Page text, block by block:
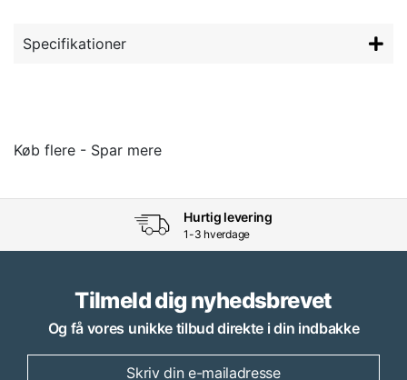
Specifikationer
Køb flere - Spar mere
Hurtig levering
1-3 hverdage
Tilmeld dig nyhedsbrevet
Og få vores unikke tilbud direkte i din indbakke